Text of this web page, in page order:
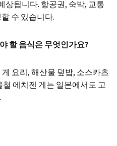
상됩니다. 항공권, 숙박, 교통
수 있습니다.
할 음식은 무엇인가요?
요리, 해산물 덮밥, 소스카츠
에치젠 게는 일본에서도 고